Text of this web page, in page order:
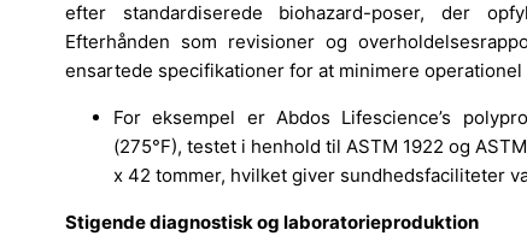
efter standardiserede biohazard-poser, der
Efterhånden som revisioner og
ensartede specifikationer for at minimere
For eksempel er Abdos Lifescience’s
(275°F), testet i henhold til ASTM 1922 og
x 42 tommer, hvilket giver sundhedsfaciliteter
Stigende diagnostisk og laboratorieproduktion